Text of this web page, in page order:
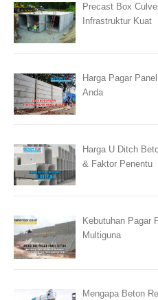
Precast Box
Infrastruktur Kuat
Harga Pagar
Anda
Harga U Ditch
& Faktor Penentu
Kebutuhan Pagar
Multiguna
Mengapa Beton